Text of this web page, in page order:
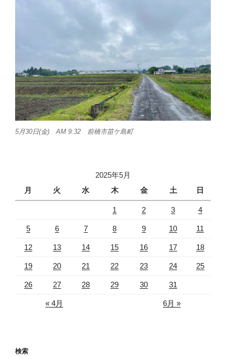
5月30日(金) AM 9:32 前橋市苗ケ島町
2025年5月
月
火 水 木 金 土 日
1 2 3 4
5 6 7 8 9 10 11
12 13 14 15 16 17 18
19 20 21 22 23 24 25
26 27 28 29 30 31
« 4月 6月 »
検索